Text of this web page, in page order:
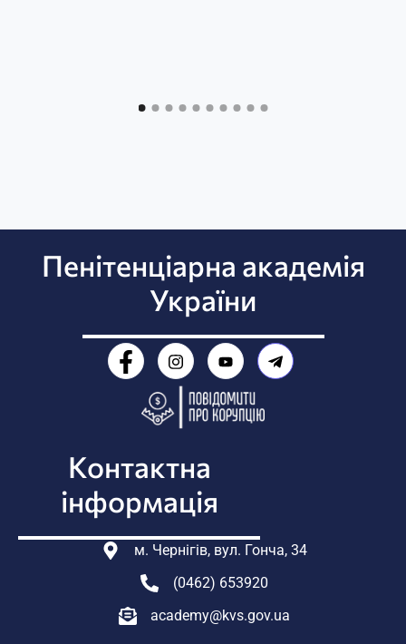
Пенітенціарна академія
України
Контактна
інформація
м. Чернігів, вул. Гонча, 34
(0462) 653920
academy@kvs.gov.ua